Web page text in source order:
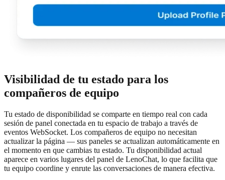
Visibilidad de tu estado para los
compañeros de equipo
Tu estado de disponibilidad se comparte en tiempo real con cada
sesión de panel conectada en tu espacio de trabajo a través de
eventos WebSocket. Los compañeros de equipo no necesitan
actualizar la página — sus paneles se actualizan automáticamente en
el momento en que cambias tu estado. Tu disponibilidad actual
aparece en varios lugares del panel de LenoChat, lo que facilita que
tu equipo coordine y enrute las conversaciones de manera efectiva.